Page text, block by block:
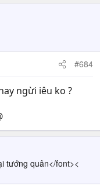
#684
ngừi iêu ko ?
tướng quân</font><